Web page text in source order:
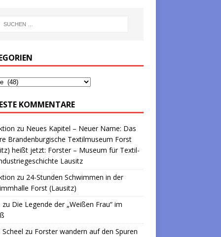
KOMMENTARE
zu Neues Kapitel – Neuer Name: Das
Brandenburgische Textilmuseum Forst
heißt jetzt: Forster – Museum für Textil-
Lausitz
zu 24-Stunden Schwimmen in der
Forst (Lausitz)
zu Die Legende der „Weißen Frau“ im
Scheel zu Forster wandern auf den Spuren